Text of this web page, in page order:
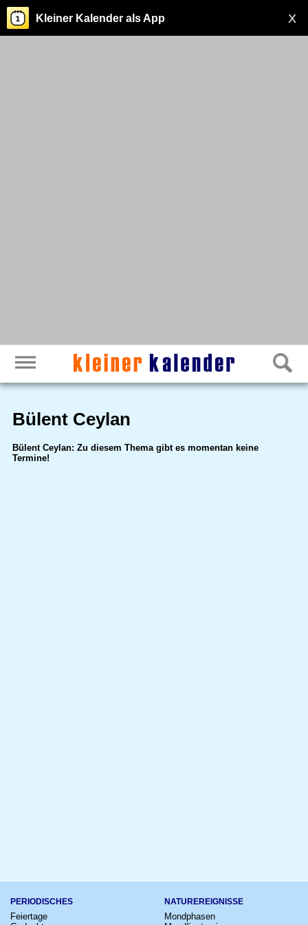
X
Kleiner Kalender als App
Bülent Ceylan
Bülent Ceylan: Zu diesem Thema gibt es momentan keine
Termine!
PERIODISCHES
Feiertage
NATUREREIGNISSE
Mondphasen